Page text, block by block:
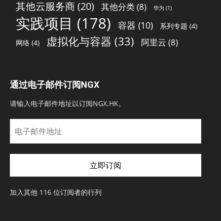
其他云服务商 (20) 其他分类(8) 华为 (1)
实践项目 (178) 容器 (10) 系列专题 (4)
网络 (4) 虚拟化与容器 (33) 阿里云 (8)
通过电子邮件订阅NGX
请输入电子邮件地址以订阅NGX.HK。
子
邮
件
址
立即订阅
加入其他 116 位订阅者的行列